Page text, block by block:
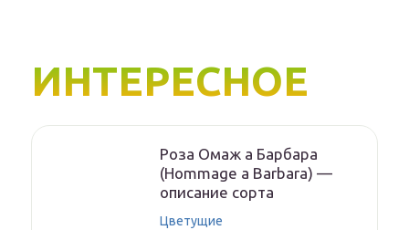
ИНТЕРЕСНОЕ
Роза Омаж а Барбара
(Hommage a Barbara) —
описание сорта
Цветущие